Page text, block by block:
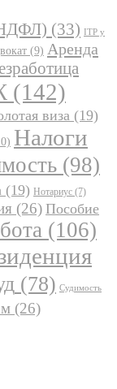
(33) ITP y
(9) Аренда
(142)
виза (19)
Налоги
(98)
(19) Нотариус (7)
(26) Пособие
(106)
(78) Судимость
(26)